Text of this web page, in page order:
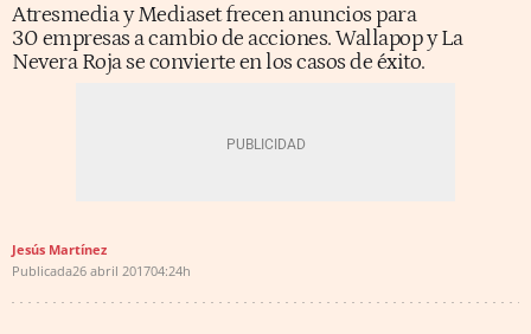
Atresmedia y Mediaset frecen anuncios para
30 empresas a cambio de acciones. Wallapop y La
Nevera Roja se convierte en los casos de éxito.
Jesús Martínez
Publicada26 abril 201704:24h